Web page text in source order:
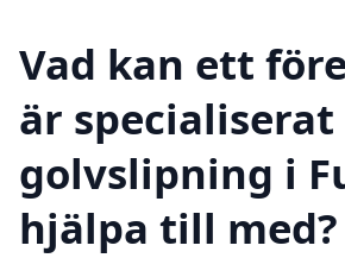
Vad kan ett
är specialiserat
golvslipning i
hjälpa till med?